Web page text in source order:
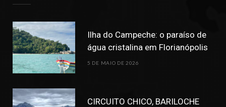
Ilha do Campeche: o paraíso de
água cristalina em Florianópolis
5 DE MAIO DE 2026
CIRCUITO CHICO, BARILOCHE